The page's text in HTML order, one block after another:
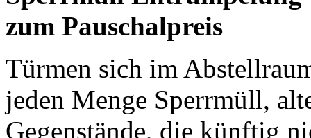
zum Pauschalpreis
Türmen sich im
jeden Menge Sperrmüll,
Gegenstände, die künftig